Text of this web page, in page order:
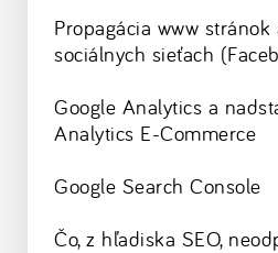
Propagácia www stránok
sociálnych sieťach
Google Analytics a
Analytics E-Commerce
Google Search Console
Čo, z hľadiska SEO,